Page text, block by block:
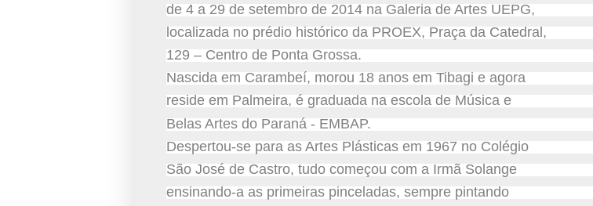
de 4 a 29 de setembro de 2014 na Galeria de Artes UEPG,
localizada no prédio histórico da PROEX, Praça da Catedral,
129 – Centro de Ponta Grossa.
Nascida em Carambeí, morou 18 anos em Tibagi e agora
reside em Palmeira, é graduada na escola de Música e
Belas Artes do Paraná - EMBAP.
Despertou-se para as Artes Plásticas em 1967 no Colégio
São José de Castro, tudo começou com a Irmã Solange
ensinando-a as primeiras pinceladas, sempre pintando